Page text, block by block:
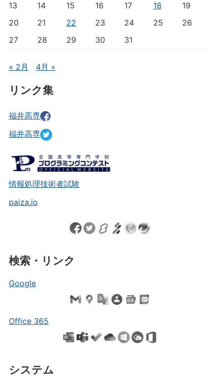
13
14 15 16 17 18
19
20
21 22 23 24 25
26
27
28 29 30 31
« 2月 4月 »
リンク集
福井高専
福井高専
情報処理技術者試験
paiza.io
検索・リンク
Google
Office 365
システム